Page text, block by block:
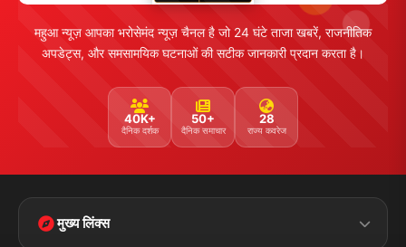
महुआ न्यूज़ आपका भरोसेमंद न्यूज़ चैनल है जो 24 घंटे ताजा खबरें, राजनीतिक
अपडेट्स, और समसामयिक घटनाओं की सटीक जानकारी प्रदान करता है।
40K+
दैनिक दर्शक
50+
दैनिक समाचार
28
राज्य कवरेज
मुख्य लिंक्स